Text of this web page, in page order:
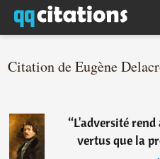
Citation de Eugène
“L'adversité
vertus que la